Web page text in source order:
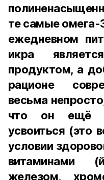
те самые омега-
ежедневном
икра
продуктом, а
рационе
весьма
что он ещё
усвоиться (это
условии
витаминами
железом,